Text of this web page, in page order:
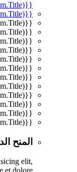
{{mmc.getCurrentTranslation(item.Title)}}
{{mmc.getCurrentTranslation(item.Title)}}
{{mmc.getCurrentTranslation(item.Title)}}
{{mmc.getCurrentTranslation(item.Title)}}
{{mmc.getCurrentTranslation(item.Title)}}
{{mmc.getCurrentTranslation(item.Title)}}
{{mmc.getCurrentTranslation(item.Title)}}
{{mmc.getCurrentTranslation(item.Title)}}
{{mmc.getCurrentTranslation(item.Title)}}
{{mmc.getCurrentTranslation(item.Title)}}
{{mmc.getCurrentTranslation(item.Title)}}
{{mmc.getCurrentTranslation(item.Title)}}
{{mmc.getCurrentTranslation(item.Title)}}
{{mmc.getCurrentTranslation(item.Title)}}
المنح
elit,
et dolore